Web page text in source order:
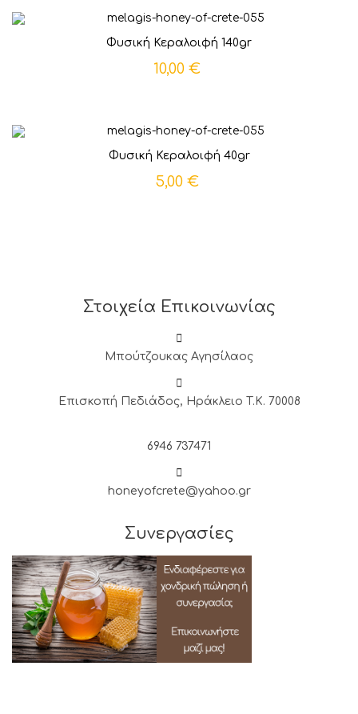
Φυσική Κεραλοιφή 140gr
10,00 €
Φυσική Κεραλοιφή 40gr
5,00 €
Στοιχεία Επικοινωνίας
Μπούτζουκας Αγησίλαος
Επισκοπή Πεδιάδος, Ηράκλειο T.K. 70008
6946 737471
honeyofcrete@yahoo.gr
Συνεργασίες